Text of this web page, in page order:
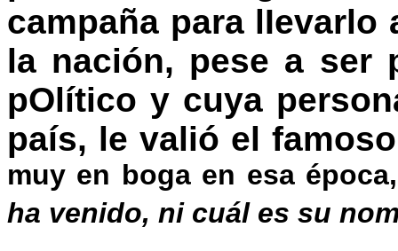
campaña para lIevarlo
la nación, pese a ser
pOlítico y cuya
país, le valió el
muy en boga en esa
ha venido, ni cuál es su